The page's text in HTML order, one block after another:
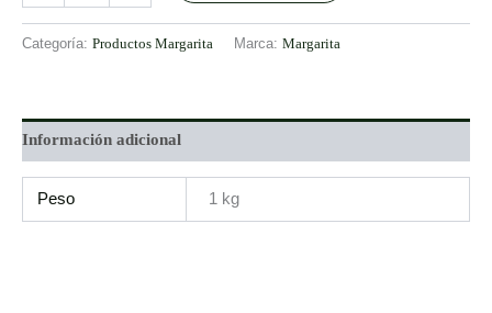
Categoría: Productos Margarita Marca: Margarita
Información adicional
Peso 1 kg